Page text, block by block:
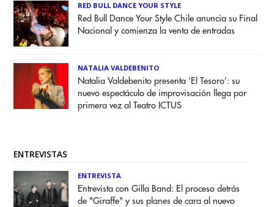
RED BULL DANCE YOUR STYLE
Red Bull Dance Your Style Chile anuncia su Final
Nacional y comienza la venta de entradas
NATALIA VALDEBENITO
Natalia Valdebenito presenta ‘El Tesoro’: su
nuevo espectáculo de improvisación llega por
primera vez al Teatro ICTUS
ENTREVISTAS
ENTREVISTA
Entrevista con Gilla Band: El proceso detrás
de "Giraffe" y sus planes de cara al nuevo